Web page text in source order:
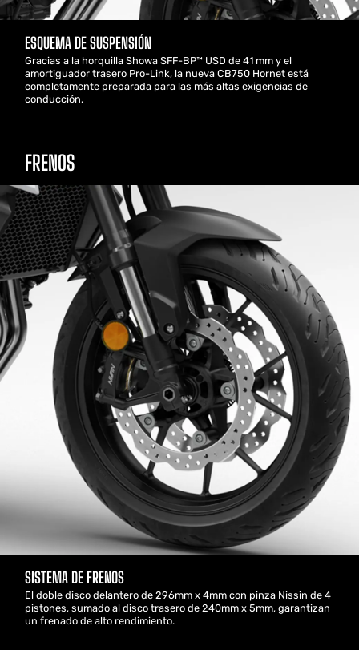
ESQUEMA DE SUSPENSIÓN
Gracias a la horquilla Showa SFF-BP™ USD de 41 mm y el
amortiguador trasero Pro-Link, la nueva CB750 Hornet está
completamente preparada para las más altas exigencias de
conducción.
FRENOS
SISTEMA DE FRENOS
El doble disco delantero de 296mm x 4mm con pinza Nissin de 4
pistones, sumado al disco trasero de 240mm x 5mm, garantizan
un frenado de alto rendimiento.